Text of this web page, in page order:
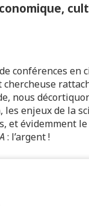
conférences en
chercheuse
nous
enjeux de la
et évidemment
: l’argent !